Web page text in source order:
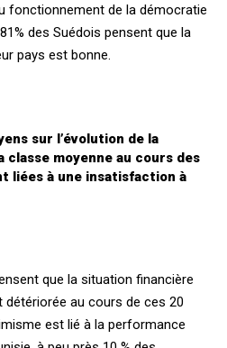
fonctionnement de la démocratie
des Suédois pensent que la
pays est bonne.
sur l’évolution de la
moyenne au cours des
liées à une insatisfaction à
que la situation financière
détériorée au cours de ces 20
est lié à la performance